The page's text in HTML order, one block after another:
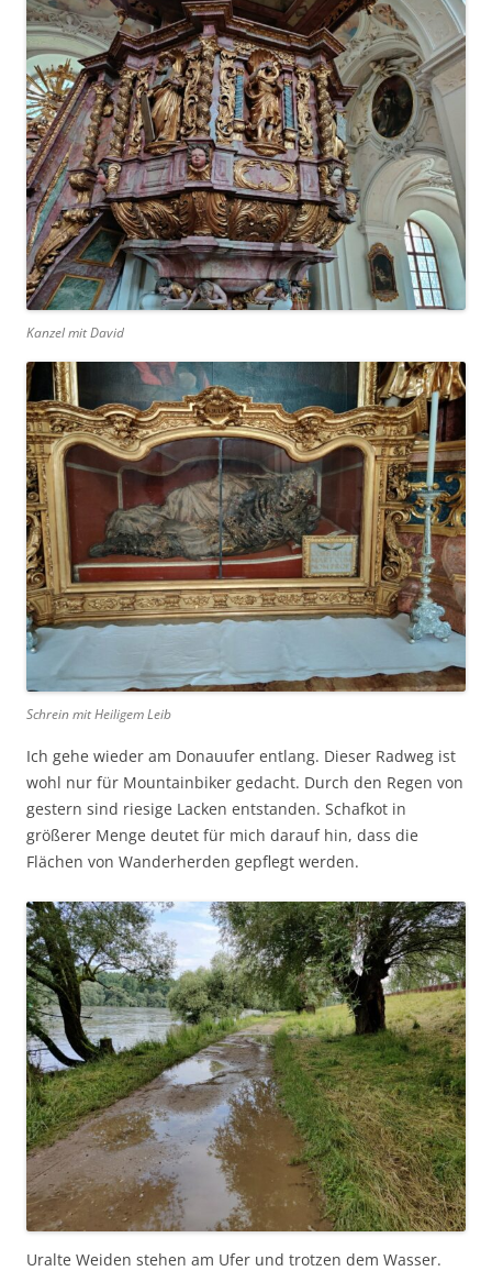
Kanzel mit David
Schrein mit Heiligem Leib
Ich gehe wieder am Donauufer entlang. Dieser Radweg ist
wohl nur für Mountainbiker gedacht. Durch den Regen von
gestern sind riesige Lacken entstanden. Schafkot in
größerer Menge deutet für mich darauf hin, dass die
Flächen von Wanderherden gepflegt werden.
Uralte Weiden stehen am Ufer und trotzen dem Wasser.